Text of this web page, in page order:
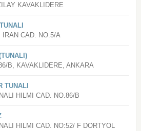
KAVAKLIDERE
IRAN CAD. NO.5/A
B, KAVAKLIDERE, ANKARA
TUNALI
HILMI CAD. NO.86/B
HILMI CAD. NO:52/ F DORTYOL